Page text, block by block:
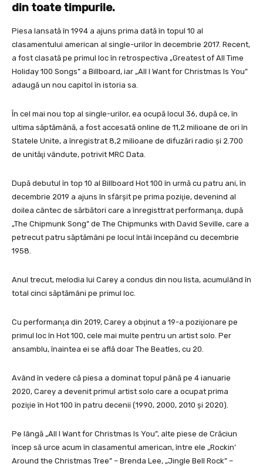
din toate timpurile.
Piesa lansată în 1994 a ajuns prima dată în topul 10 al
clasamentului american al single-urilor în decembrie 2017. Recent,
a fost clasată pe primul loc în retrospectiva „Greatest of All Time
Holiday 100 Songs” a Billboard, iar „All I Want for Christmas Is You”
adaugă un nou capitol în istoria sa.
În cel mai nou top al single-urilor, ea ocupă locul 36, după ce, în
ultima săptămână, a fost accesată online de 11,2 milioane de ori în
Statele Unite, a înregistrat 8,2 milioane de difuzări radio şi 2.700
de unităţi vândute, potrivit MRC Data.
După debutul în top 10 al Billboard Hot 100 în urmă cu patru ani, în
decembrie 2019 a ajuns în sfârşit pe prima poziţie, devenind al
doilea cântec de sărbători care a înregisttrat performanţa, după
„The Chipmunk Song” de The Chipmunks with David Seville, care a
petrecut patru săptămâni pe locul întâi începând cu decembrie
1958.
Anul trecut, melodia lui Carey a condus din nou lista, acumulând în
total cinci săptămâni pe primul loc.
Cu performanţa din 2019, Carey a obţinut a 19-a poziţionare pe
primul loc în Hot 100, cele mai multe pentru un artist solo. Per
ansamblu, înaintea ei se află doar The Beatles, cu 20.
Având în vedere că piesa a dominat topul până pe 4 ianuarie
2020, Carey a devenit primul artist solo care a ocupat prima
poziţie în Hot 100 în patru decenii (1990, 2000, 2010 şi 2020).
Pe lângă „All I Want for Christmas Is You”, alte piese de Crăciun
încep să urce acum în clasamentul american, între ele „Rockin’
Around the Christmas Tree” – Brenda Lee, „Jingle Bell Rock” –